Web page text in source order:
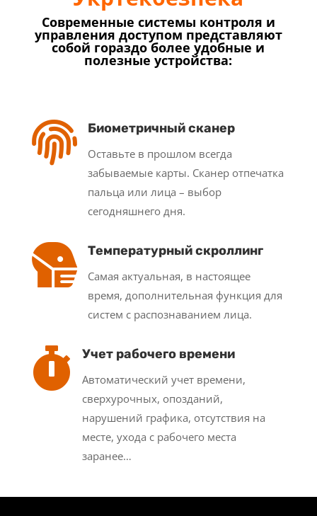
Современные системы контроля и
управления доступом представляют
собой гораздо более удобные и
полезные устройства:
 Биометричный сканер
Оставьте в прошлом всегда
забываемые карты. Сканер отпечатка
пальца или лица – выбор
сегодняшнего дня.
 Температурный скроллинг
Самая актуальная, в настоящее
время, дополнительная функция для
систем с распознаванием лица.
 Учет рабочего времени
Автоматический учет времени,
сверхурочных, опозданий,
нарушений графика, отсутствия на
месте, ухода с рабочего места
заранее…